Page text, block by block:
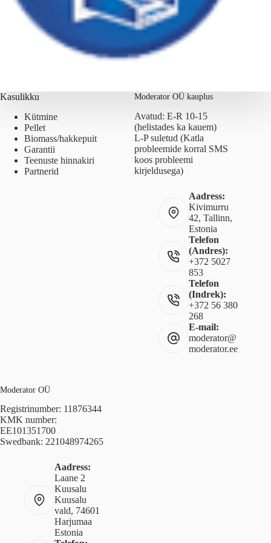
Kasulikku
Kütmine
Pellet
Biomass/hakkepuit
Garantii
Teenuste hinnakiri
Partnerid
Moderator OÜ kauplus
Avatud: E-R 10-15
(helistades ka kauem)
L-P suletud (Katla
probleemide korral SMS
koos probleemi
kirjeldusega)
Aadress:
Kivimurru
42, Tallinn,
Estonia
Telefon
(Andres):
+372 5027
853
Telefon
(Indrek):
+372 56 380
268
E-mail:
moderator@
moderator.ee
Moderator OÜ
Registrinumber: 11876344
KMK number:
EE101351700
Swedbank: 221048974265
Aadress:
Laane 2
Kuusalu
Kuusalu
vald, 74601
Harjumaa
Estonia